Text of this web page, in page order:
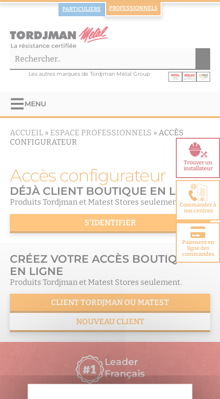
PARTICULIERS PROFESSIONNELS
Les autres marques de Tordjman Métal Group
MENU
Trouver un
installateur
Commander à
nos centres
Choisir votre
porte blindée
Paiement en
ligne des
commandes
ACCUEIL » ESPACE PROFESSIONNELS » ACCÈS
CONFIGURATEUR
Accès configurateur
DÉJÀ CLIENT BOUTIQUE EN LIGNE
Produits Tordjman et Matest Stores seulement.
S'IDENTIFIER
CRÉEZ VOTRE ACCÈS BOUTIQUE
EN LIGNE
Produits Tordjman et Matest Stores seulement.
CLIENT TORDJMAN OU MATEST
NOUVEAU CLIENT
Leader
Français